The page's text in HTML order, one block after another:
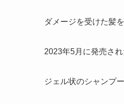
ダメージを受けた髪
2023年5月に発売さ
ジェル状のシャンプ